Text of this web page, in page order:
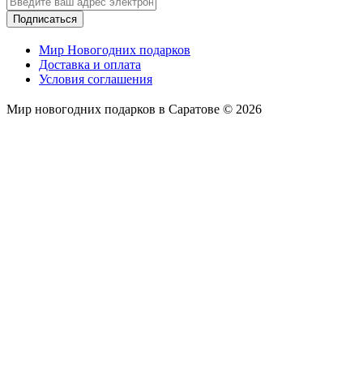
Подписаться
Мир Новогодних подарков
Доставка и оплата
Условия соглашения
Мир новогодних подарков в Саратове © 2026